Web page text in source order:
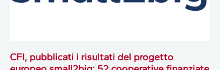
CFI, pubblicati i risultati del progetto